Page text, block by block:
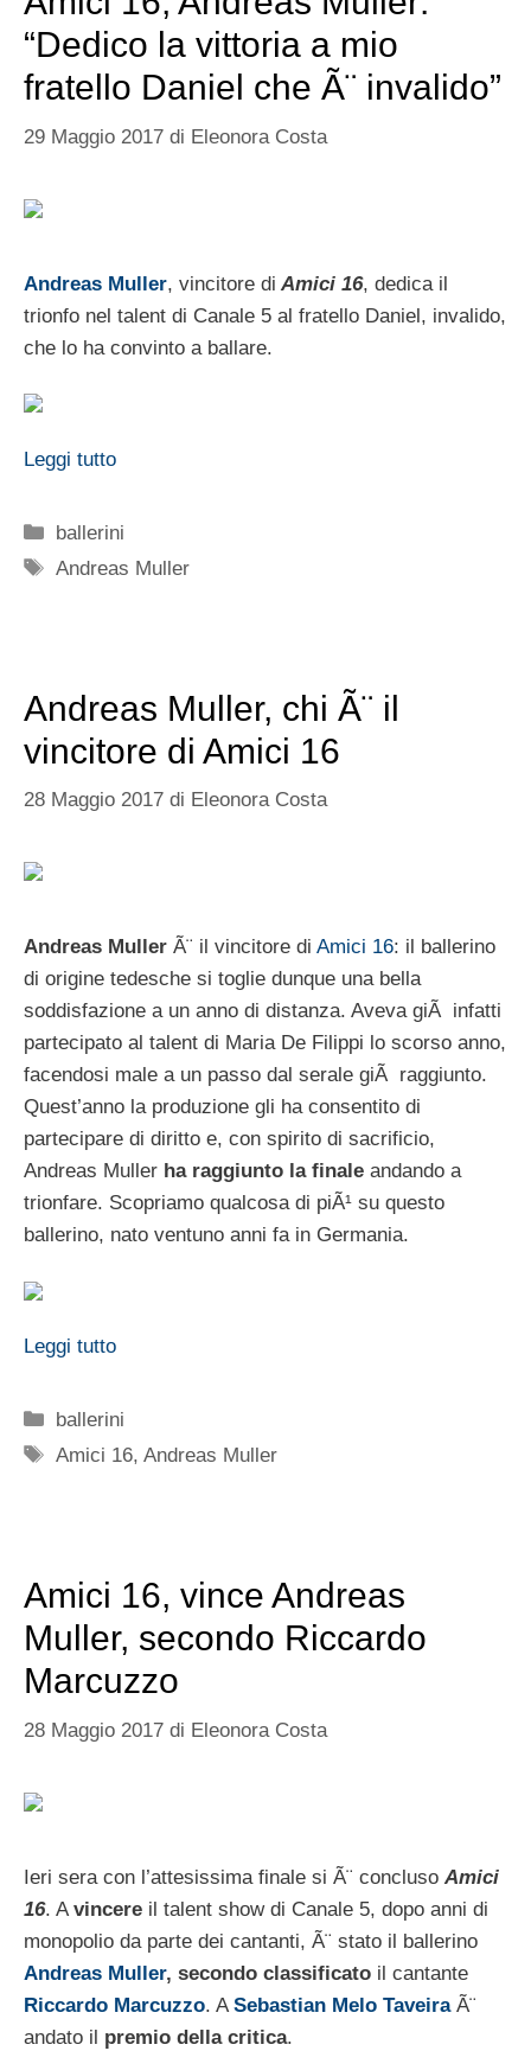
“Dedico la vittoria a mio
fratello Daniel che Ã¨ invalido”
29 Maggio 2017 di Eleonora Costa
Andreas Muller, vincitore di Amici 16, dedica il
trionfo nel talent di Canale 5 al fratello Daniel, invalido,
che lo ha convinto a ballare.
Leggi tutto
Categorie
ballerini
Tag
Andreas Muller
Andreas Muller, chi Ã¨ il
vincitore di Amici 16
28 Maggio 2017 di Eleonora Costa
Andreas Muller Ã¨ il vincitore di Amici 16: il ballerino
di origine tedesche si toglie dunque una bella
soddisfazione a un anno di distanza. Aveva giÃ infatti
partecipato al talent di Maria De Filippi lo scorso anno,
facendosi male a un passo dal serale giÃ raggiunto.
Quest’anno la produzione gli ha consentito di
partecipare di diritto e, con spirito di sacrificio,
Andreas Muller ha raggiunto la finale andando a
trionfare. Scopriamo qualcosa di piÃ¹ su questo
ballerino, nato ventuno anni fa in Germania.
Leggi tutto
Categorie
ballerini
Tag
Amici 16,Andreas Muller
Amici 16, vince Andreas
Muller, secondo Riccardo
Marcuzzo
28 Maggio 2017 di Eleonora Costa
Ieri sera con l’attesissima finale si Ã¨ concluso Amici
16. A vincere il talent show di Canale 5, dopo anni di
monopolio da parte dei cantanti, Ã¨ stato il ballerino
Andreas Muller, secondo classificato il cantante
Riccardo Marcuzzo. A Sebastian Melo TaveiraÃ¨
andato il premio della critica.